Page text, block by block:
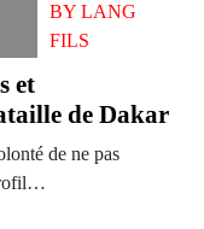
BYLANG
FILS
et
de Dakar
de ne pas